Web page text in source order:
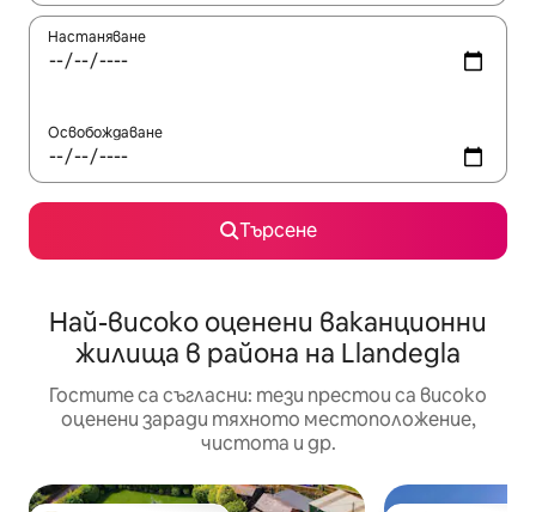
Настаняване
Освобождаване
Търсене
Най-високо оценени ваканционни
жилища в района на Llandegla
Гостите са съгласни: тези престои са високо
оценени заради тяхното местоположение,
чистота и др.